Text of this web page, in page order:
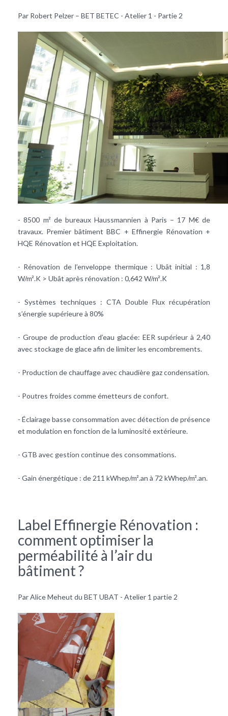
Par Robert Pelzer – BET BETEC - Atelier 1 - Partie 2
- 8500 m² de bureaux Haussmannien à Paris – 17 M€ de
travaux. Premier bâtiment BBC + Effinergie Rénovation +
HQE Rénovation et HQE Exploitation.
- Rénovation de l’enveloppe thermique : Ubât initial : 1,8
W/m².K > Ubât après rénovation : 0,642 W/m².K
- Systèmes techniques : CTA Double Flux récupération
s’énergie supérieure à 80%
- Groupe de production d’eau glacée: EER supérieur à 2,40
avec stockage de glace afin de limiter les encombrements.
- Production de chauffageavecchaudière gaz condensation.
- Poutres froides comme émetteurs de confort.
- Éclairage basse consommation avec détection de présence
et modulation en fonction de la luminosité extérieure.
- GTB avec gestion continue des consommations.
- Gain énergétique : de 211 kWhep/m².an à 72 kWhep/m².an.
Label Effinergie Rénovation :
comment optimiser la
perméabilité à l’air du
bâtiment ?
Par Alice Meheut du BET UBAT - Atelier 1 partie 2